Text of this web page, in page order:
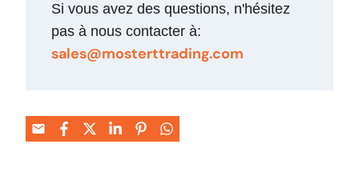
Si vous avez des questions, n'hésitez
pas à nous contacter à:
sales@mosterttrading.com